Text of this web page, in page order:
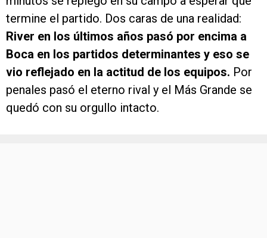
termine el partido. Dos caras de una realidad:
River en los últimos años pasó por encima a
Boca en los partidos determinantes y eso se
vio reflejado en la actitud de los equipos. Por
penales pasó el eterno rival y el Más Grande se
quedó con su orgullo intacto.